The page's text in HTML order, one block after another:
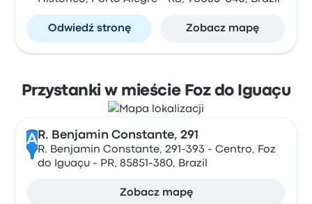
Odwiedź stronę Zobacz mapę
Przystanki w mieście Foz do Iguaçu
A R. Benjamin Constante, 291
R. Benjamin Constante, 291-393 - Centro, Foz
do Iguaçu - PR, 85851-380, Brazil
Zobacz mapę